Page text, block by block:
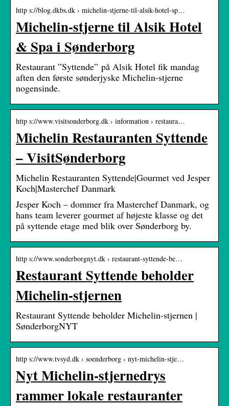
http s://blog.dkbs.dk › michelin-stjerne-til-alsik-hotel-sp…
Michelin-stjerne til Alsik Hotel
& Spa i Sønderborg
Restaurant ”Syttende” på Alsik Hotel fik mandag
aften den første sønderjyske Michelin-stjerne
nogensinde.
http s://www.visitsonderborg.dk › information › restaura…
Michelin Restauranten Syttende
– VisitSønderborg
Michelin Restauranten Syttende|Gourmet ved Jesper
Koch|Masterchef Danmark
Jesper Koch – dommer fra Masterchef Danmark, og
hans team leverer gourmet af højeste klasse og det
på syttende etage med blik over Sønderborg by.
http s://www.sonderborgnyt.dk › restaurant-syttende-be…
Restaurant Syttende beholder
Michelin-stjernen
Restaurant Syttende beholder Michelin-stjernen |
SønderborgNYT
http s://www.tvsyd.dk › soenderborg › nyt-michelin-stje…
Nyt Michelin-stjernedrys
rammer lokale restauranter